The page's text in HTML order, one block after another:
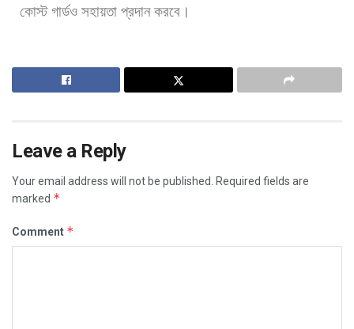
কোস্ট গার্ডও সহায়তা প্রদান করবে।
Leave a Reply
Your email address will not be published.
Required fields are
marked *
Comment *